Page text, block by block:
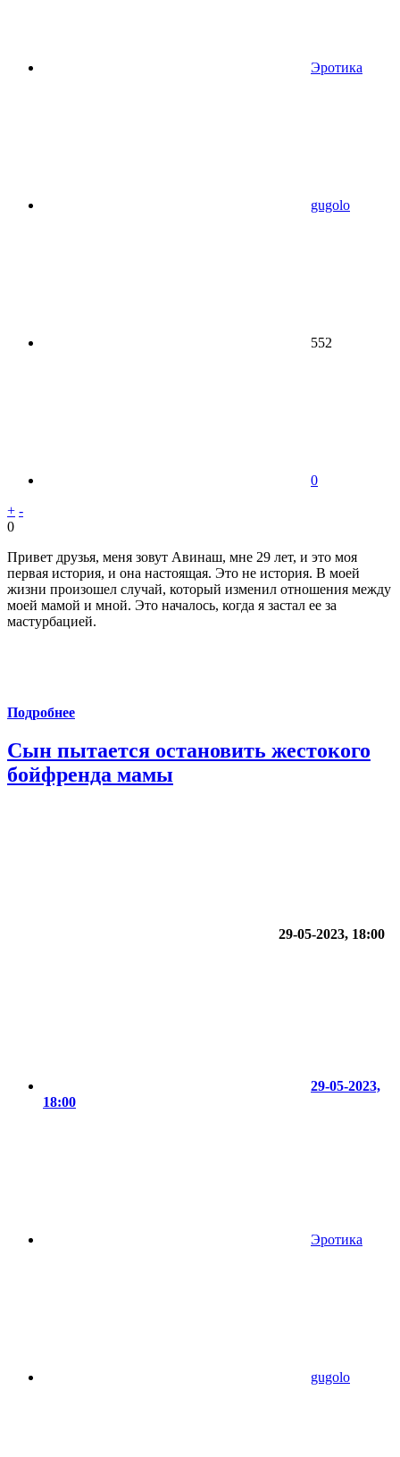
Эротика
gugolo
552
0
+ -
0
Привет друзья, меня зовут Авинаш, мне 29 лет, и это моя
первая история, и она настоящая. Это не история. В моей
жизни произошел случай, который изменил отношения между
моей мамой и мной. Это началось, когда я застал ее за
мастурбацией.
Подробнее
Сын пытается остановить жестокого
бойфренда мамы
29-05-2023, 18:00
29-05-2023,
18:00
Эротика
gugolo